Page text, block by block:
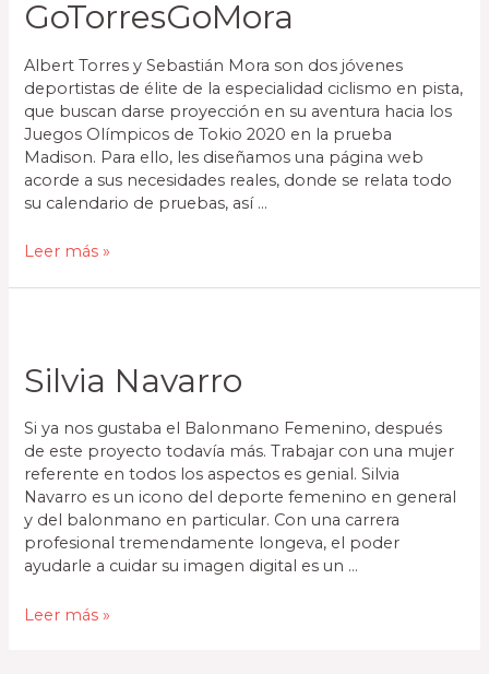
GoTorresGoMora
Albert Torres y Sebastián Mora son dos jóvenes
deportistas de élite de la especialidad ciclismo en pista,
que buscan darse proyección en su aventura hacia los
Juegos Olímpicos de Tokio 2020 en la prueba
Madison. Para ello, les diseñamos una página web
acorde a sus necesidades reales, donde se relata todo
su calendario de pruebas, así …
Leer más »
Silvia Navarro
Si ya nos gustaba el Balonmano Femenino, después
de este proyecto todavía más. Trabajar con una mujer
referente en todos los aspectos es genial. Silvia
Navarro es un icono del deporte femenino en general
y del balonmano en particular. Con una carrera
profesional tremendamente longeva, el poder
ayudarle a cuidar su imagen digital es un …
Leer más »